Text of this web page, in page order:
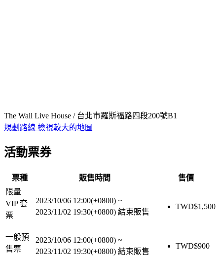
The Wall Live House / 台北市羅斯福路四段200號B1
規劃路線 檢視較大的地圖
活動票券
票種 販售時間
售價
限量
VIP 套
票
2023/10/06 12:00(+0800) ~
2023/11/02 19:30(+0800) 結束販售
TWD$1,500
一般預
售票
2023/10/06 12:00(+0800) ~
2023/11/02 19:30(+0800) 結束販售
TWD$900